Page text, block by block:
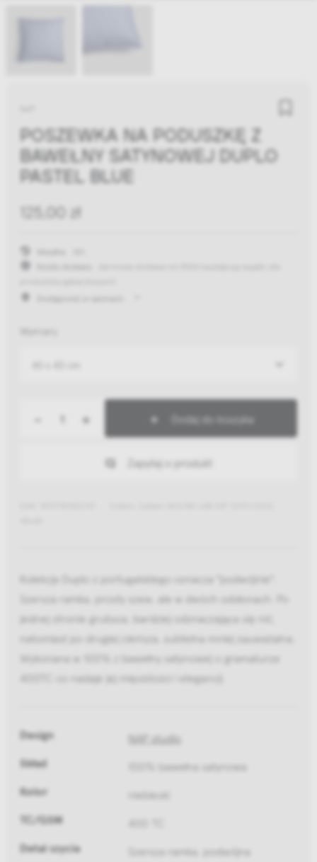
POSZEWKA NA PODUSZKĘ Z
BAWEŁNY SATYNOWEJ DUPLO
PASTEL BLUE
125,00 zł
Wymiary
+ Dodaj do koszyka
Zapytaj o produkt
Kolekcja Duplo z portugalskiego oznacza "podwójnie".
Szersza ramka, prosty szew, ale w dwóch odsłonach. Po
jednej stronie grubsza, bardziej odznaczająca się nić,
natomiast po drugiej cieńsza, subtelna mniej zauważalna.
Wykonana w 100% z bawełny satynowej o gramaturze
400TC co nadaje jej mięsistości i elegancji.
Design NAP studio
Skład 100% bawełna satynowa
Kolor niebieski
TC/GSM
Detal szycia
Szersza ramka, podwójna